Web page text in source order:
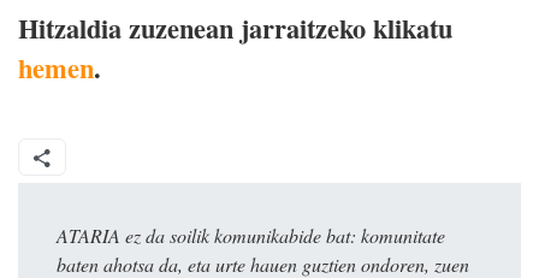
Hitzaldia zuzenean jarraitzeko klikatu
hemen.
ATARIA ez da soilik komunikabide bat: komunitate
baten ahotsa da, eta urte hauen guztien ondoren, zuen